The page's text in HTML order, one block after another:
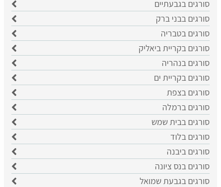
סורגים בגבעתיים
סורגים בבני ברק
סורגים בטבריה
סורגים בקריית ביאליק
סורגים בנהריה
סורגים בקריית ים
סורגים בצפת
סורגים ברמלה
סורגים בבית שמש
סורגים בלוד
סורגים ביבנה
סורגים בנס ציונה
סורגים בגבעת שמואל